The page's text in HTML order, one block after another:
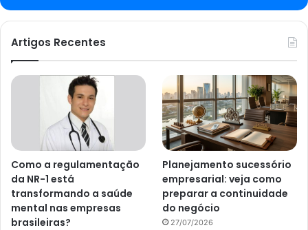
Artigos Recentes
Como a regulamentação
da NR-1 está
transformando a saúde
mental nas empresas
brasileiras?
Planejamento sucessório
empresarial: veja como
preparar a continuidade
do negócio
27/07/2026